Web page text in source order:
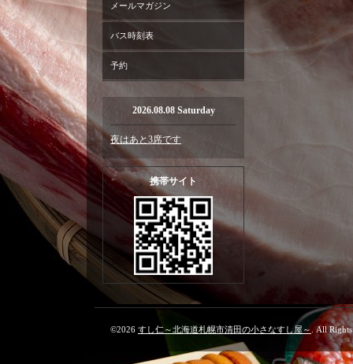
メールマガジン
バス時刻表
予約
2026.08.08 Saturday
夜はあと3席です
携帯サイト
©2026 すし仁～北海道札幌市清田の小さなすし屋～ . All